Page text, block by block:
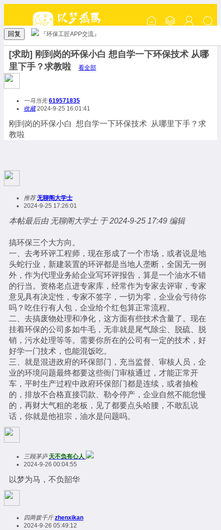
回复 『环保工匠APP交流』
[求助] 刚到岗的环保小白 想自学一下环保技术 从哪
里下手？求教啦
看全部
一马当先 619571835
收藏2024-9-25 16:01:41
刚到岗的环保小白 想自学一下环保技术 从哪里下手？求
教啦
推荐无聊阁大学士
2024-9-25 17:26:01
本帖最后由 无聊阁大学士 于 2024-9-25 17:49 编辑
搞环保三个大方向。
一、去考环评工程师，现在形成了一个市场，或者说是地
头蛇行业，新建装置的环评都是当地人垄断，全国无一例
外，作为代理业务給企业写环评报告，算是一个油水不错
的行当。资格老点进专家库，经常作为专家去评审，专家
意见具有决定性，专家不签字，一切为零，企业会亏待你
吗？吃住行有人包，企业给个红包算正常流程。
二、去搞废物处理和净化，这方面有些技术含量了。现在
挂着环保的公司多如牛毛，无非就是尾气除尘、脱硫、脱
销，污水处理等等。需要你所在的公司有一定的技术，好
好学一门技术，也能混饭吃。
三、就是混进政府的环保部门，充当监督、审核人员，企
业的环境问题最终都要这些衙门审核通过，才能正常开
车，平时生产过程中政府环保部门都是连续，或者抽检
的，排放不合格直接罚款、勒令停产，企业自然不能怠慢
的，再财大气粗的老板，见了都要点头哈腰，不敢乱说
话，你就是他祖宗，油水是问题吗。
三顾茅庐 天不负有心人
2024-9-26 00:04:55
以梦为马，不负韶华
四两拨千斤 zhenxikan
2024-9-26 05:49:12